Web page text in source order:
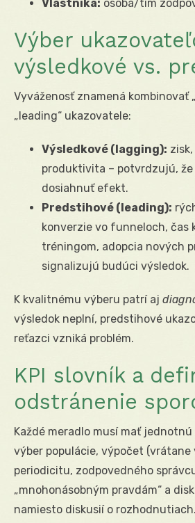
Vlastníka: osoba/tím
Výber
výsledkové vs.
Vyváženosť znamená kombinovať
„leading“ ukazovatele:
Výsledkové (lagging):
produktivita – potvrdzujú, že
dosiahnuť efekt.
Predstihové (leading):
konverzie vo funneloch, čas
tréningom, adopcia nových
signalizujú budúci výsledok.
K kvalitnému výberu patrí aj
výsledok neplní, predstihové
reťazci vzniká problém.
KPI slovník a
odstránenie
Každé meradlo musí mať
výber populácie, výpočet (vrátane
periodicitu, zodpovedného
„mnohonásobným pravdám“ a
namiesto diskusií o rozhodnutiach.